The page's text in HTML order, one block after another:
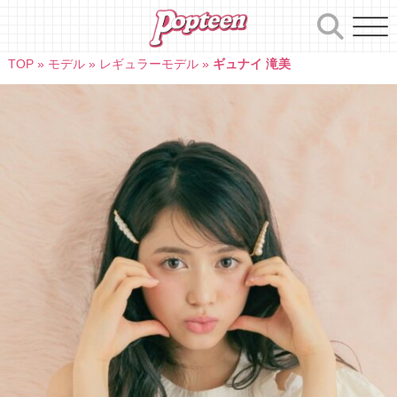
TOP» モデル» レギュラーモデル» ギュナイ 滝美